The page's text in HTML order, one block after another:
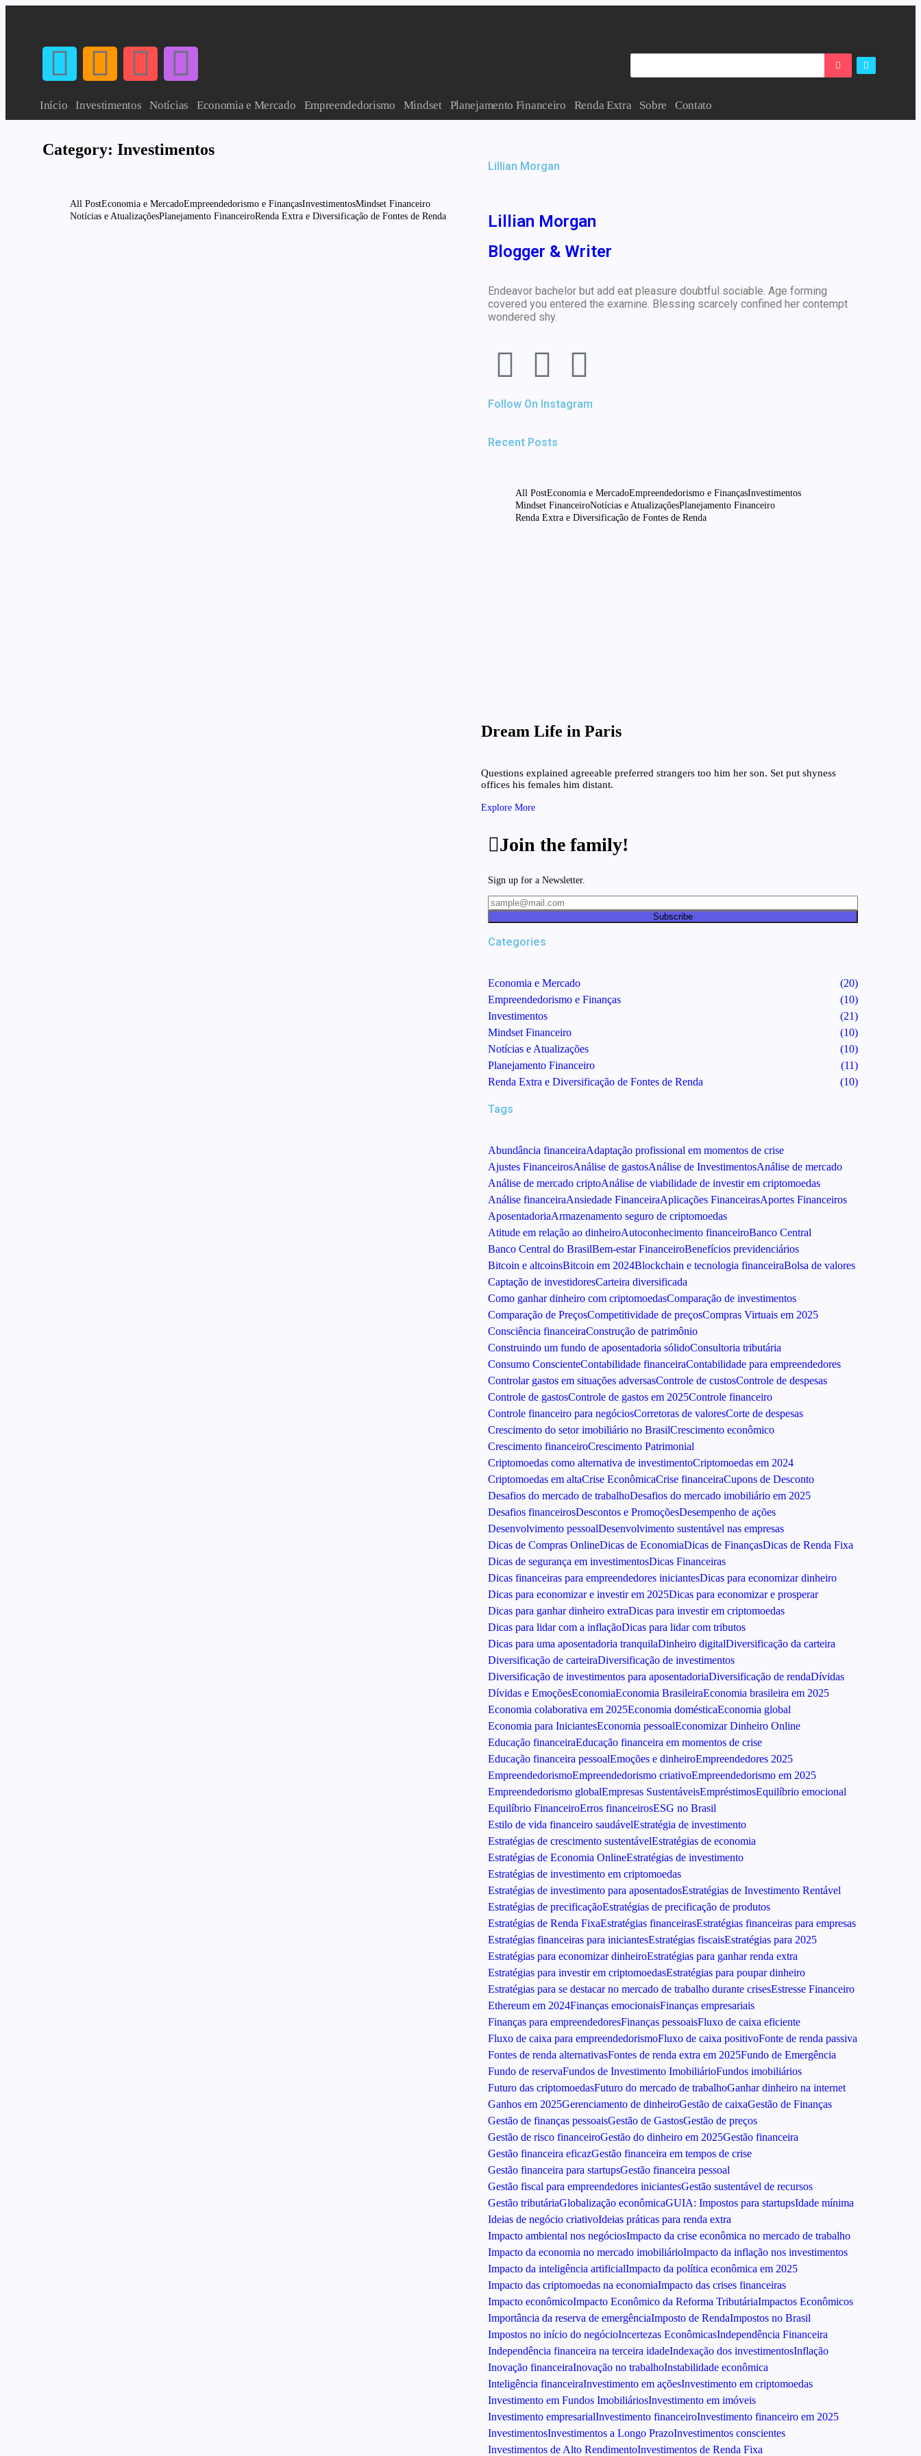
Início Investimentos Notícias Economia e Mercado Empreendedorismo Mindset Planejamento Financeiro Renda Extra Sobre Contato
Category: Investimentos
All PostEconomia e MercadoEmpreendedorismo e FinançasInvestimentosMindset Financeiro
Notícias e AtualizaçõesPlanejamento FinanceiroRenda Extra e Diversificação de Fontes de Renda
Lillian Morgan
Lillian Morgan
Blogger & Writer
Endeavor bachelor but add eat pleasure doubtful sociable. Age forming
covered you entered the examine. Blessing scarcely confined her contempt
wondered shy.
Follow On Instagram
Recent Posts
All PostEconomia e MercadoEmpreendedorismo e FinançasInvestimentos
Mindset FinanceiroNotícias e AtualizaçõesPlanejamento Financeiro
Renda Extra e Diversificação de Fontes de Renda
Dream Life in Paris
Questions explained agreeable preferred strangers too him her son. Set put shyness
offices his females him distant.
Explore More
Join the family!
Sign up for a Newsletter.
Subscribe
Categories
Economia e Mercado
(20)
Empreendedorismo e Finanças
(10)
Investimentos
(21)
Mindset Financeiro
(10)
Notícias e Atualizações
(10)
Planejamento Financeiro
(11)
Renda Extra e Diversificação de Fontes de Renda
(10)
Tags
Abundância financeiraAdaptação profissional em momentos de crise
Ajustes FinanceirosAnálise de gastosAnálise de InvestimentosAnálise de mercado
Análise de mercado criptoAnálise de viabilidade de investir em criptomoedas
Análise financeiraAnsiedade FinanceiraAplicações FinanceirasAportes Financeiros
AposentadoriaArmazenamento seguro de criptomoedas
Atitude em relação ao dinheiroAutoconhecimento financeiroBanco Central
Banco Central do BrasilBem-estar FinanceiroBenefícios previdenciários
Bitcoin e altcoinsBitcoin em 2024Blockchain e tecnologia financeiraBolsa de valores
Captação de investidoresCarteira diversificada
Como ganhar dinheiro com criptomoedasComparação de investimentos
Comparação de PreçosCompetitividade de preçosCompras Virtuais em 2025
Consciência financeiraConstrução de patrimônio
Construindo um fundo de aposentadoria sólidoConsultoria tributária
Consumo ConscienteContabilidade financeiraContabilidade para empreendedores
Controlar gastos em situações adversasControle de custosControle de despesas
Controle de gastosControle de gastos em 2025Controle financeiro
Controle financeiro para negóciosCorretoras de valoresCorte de despesas
Crescimento do setor imobiliário no BrasilCrescimento econômico
Crescimento financeiroCrescimento Patrimonial
Criptomoedas como alternativa de investimentoCriptomoedas em 2024
Criptomoedas em altaCrise EconômicaCrise financeiraCupons de Desconto
Desafios do mercado de trabalhoDesafios do mercado imobiliário em 2025
Desafios financeirosDescontos e PromoçõesDesempenho de ações
Desenvolvimento pessoalDesenvolvimento sustentável nas empresas
Dicas de Compras OnlineDicas de EconomiaDicas de FinançasDicas de Renda Fixa
Dicas de segurança em investimentosDicas Financeiras
Dicas financeiras para empreendedores iniciantesDicas para economizar dinheiro
Dicas para economizar e investir em 2025Dicas para economizar e prosperar
Dicas para ganhar dinheiro extraDicas para investir em criptomoedas
Dicas para lidar com a inflaçãoDicas para lidar com tributos
Dicas para uma aposentadoria tranquilaDinheiro digitalDiversificação da carteira
Diversificação de carteiraDiversificação de investimentos
Diversificação de investimentos para aposentadoriaDiversificação de rendaDívidas
Dívidas e EmoçõesEconomiaEconomia BrasileiraEconomia brasileira em 2025
Economia colaborativa em 2025Economia domésticaEconomia global
Economia para IniciantesEconomia pessoalEconomizar Dinheiro Online
Educação financeiraEducação financeira em momentos de crise
Educação financeira pessoalEmoções e dinheiroEmpreendedores 2025
EmpreendedorismoEmpreendedorismo criativoEmpreendedorismo em 2025
Empreendedorismo globalEmpresas SustentáveisEmpréstimosEquilíbrio emocional
Equilíbrio FinanceiroErros financeirosESG no Brasil
Estilo de vida financeiro saudávelEstratégia de investimento
Estratégias de crescimento sustentávelEstratégias de economia
Estratégias de Economia OnlineEstratégias de investimento
Estratégias de investimento em criptomoedas
Estratégias de investimento para aposentadosEstratégias de Investimento Rentável
Estratégias de precificaçãoEstratégias de precificação de produtos
Estratégias de Renda FixaEstratégias financeirasEstratégias financeiras para empresas
Estratégias financeiras para iniciantesEstratégias fiscaisEstratégias para 2025
Estratégias para economizar dinheiroEstratégias para ganhar renda extra
Estratégias para investir em criptomoedasEstratégias para poupar dinheiro
Estratégias para se destacar no mercado de trabalho durante crisesEstresse Financeiro
Ethereum em 2024Finanças emocionaisFinanças empresariais
Finanças para empreendedoresFinanças pessoaisFluxo de caixa eficiente
Fluxo de caixa para empreendedorismoFluxo de caixa positivoFonte de renda passiva
Fontes de renda alternativasFontes de renda extra em 2025Fundo de Emergência
Fundo de reservaFundos de Investimento ImobiliárioFundos imobiliários
Futuro das criptomoedasFuturo do mercado de trabalhoGanhar dinheiro na internet
Ganhos em 2025Gerenciamento de dinheiroGestão de caixaGestão de Finanças
Gestão de finanças pessoaisGestão de GastosGestão de preços
Gestão de risco financeiroGestão do dinheiro em 2025Gestão financeira
Gestão financeira eficazGestão financeira em tempos de crise
Gestão financeira para startupsGestão financeira pessoal
Gestão fiscal para empreendedores iniciantesGestão sustentável de recursos
Gestão tributáriaGlobalização econômicaGUIA: Impostos para startupsIdade mínima
Ideias de negócio criativoIdeias práticas para renda extra
Impacto ambiental nos negóciosImpacto da crise econômica no mercado de trabalho
Impacto da economia no mercado imobiliárioImpacto da inflação nos investimentos
Impacto da inteligência artificialImpacto da política econômica em 2025
Impacto das criptomoedas na economiaImpacto das crises financeiras
Impacto econômicoImpacto Econômico da Reforma TributáriaImpactos Econômicos
Importância da reserva de emergênciaImposto de RendaImpostos no Brasil
Impostos no início do negócioIncertezas EconômicasIndependência Financeira
Independência financeira na terceira idadeIndexação dos investimentosInflação
Inovação financeiraInovação no trabalhoInstabilidade econômica
Inteligência financeiraInvestimento em açõesInvestimento em criptomoedas
Investimento em Fundos ImobiliáriosInvestimento em imóveis
Investimento empresarialInvestimento financeiroInvestimento financeiro em 2025
InvestimentosInvestimentos a Longo PrazoInvestimentos conscientes
Investimentos de Alto RendimentoInvestimentos de Renda Fixa